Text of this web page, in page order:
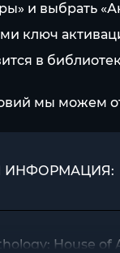
и выбрать
ключ
в
мы можем
ИНФОРМАЦИЯ:
House